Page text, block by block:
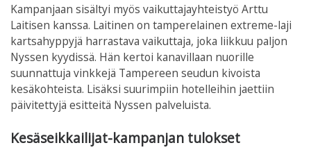
Kampanjaan sisältyi myös vaikuttajayhteistyö Arttu
Laitisen kanssa. Laitinen on tamperelainen extreme-laji
kartsahyppyjä harrastava vaikuttaja, joka liikkuu paljon
Nyssen kyydissä. Hän kertoi kanavillaan nuorille
suunnattuja vinkkejä Tampereen seudun kivoista
kesäkohteista. Lisäksi suurimpiin hotelleihin jaettiin
päivitettyjä esitteitä Nyssen palveluista.
Kesäseikkailijat-kampanjan tulokset